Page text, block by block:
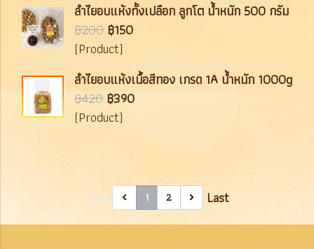
ลำไยอบแห้งทั้งเปลือก ลูกโต น้ำหนัก 500 กรัม
฿200 ฿150
(Product)
ลำไยอบแห้งเนื้อสีทอง เกรด 1A น้ำหนัก 1000g
฿420 ฿390
(Product)
First 1 2 Last